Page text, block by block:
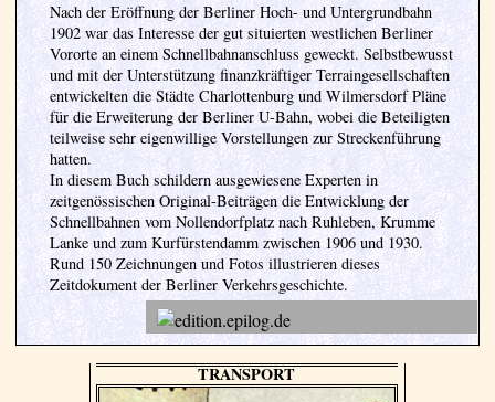
Nach der Eröffnung der Berliner Hoch- und Untergrundbahn
1902 war das Interesse der gut situierten westlichen Berliner
Vororte an einem Schnellbahnanschluss geweckt. Selbstbewusst
und mit der Unterstützung finanzkräftiger Terraingesellschaften
entwickelten die Städte Charlottenburg und Wilmersdorf Pläne
für die Erweiterung der Berliner U-Bahn, wobei die Beteiligten
teilweise sehr eigenwillige Vorstellungen zur Streckenführung
hatten.
In diesem Buch schildern ausgewiesene Experten in
zeitgenössischen Original-Beiträgen die Entwicklung der
Schnellbahnen vom Nollendorfplatz nach Ruhleben, Krumme
Lanke und zum Kurfürstendamm zwischen 1906 und 1930.
Rund 150 Zeichnungen und Fotos illustrieren dieses
Zeitdokument der Berliner Verkehrsgeschichte.
TRANSPORT